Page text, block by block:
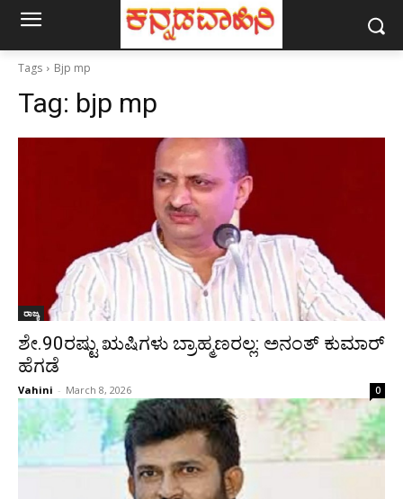
Tags Bjp mp
Tag: bjp mp
ರಾಜ್ಯ
ಶೇ.90ರಷ್ಟು ಋಷಿಗಳು ಬ್ರಾಹ್ಮಣರಲ್ಲ: ಅನಂತ್ ಕುಮಾರ್
ಹೆಗಡೆ
Vahini - March 8, 2026 0